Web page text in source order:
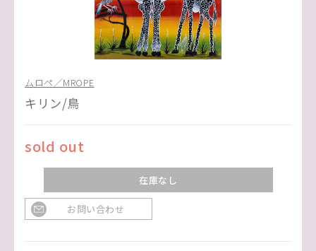
ムロペ／MROPE
キリン/鳥
sold out
在庫なし
お問い合わせ